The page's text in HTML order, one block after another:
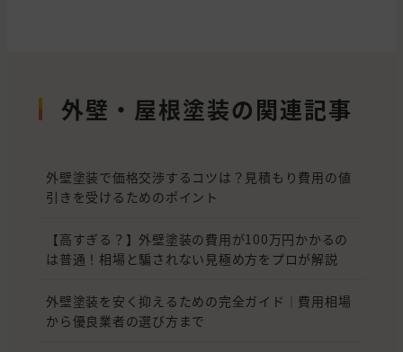
外壁・屋根塗装の関連記事
外壁塗装で価格交渉するコツは？見積もり費用の値
引きを受けるためのポイント
【高すぎる？】外壁塗装の費用が100万円かかるの
は普通！相場と騙されない見極め方をプロが解説
外壁塗装を安く抑えるための完全ガイド｜費用相場
から優良業者の選び方まで